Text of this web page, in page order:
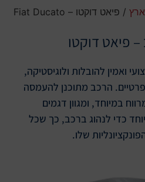
/ פיאט דוקטו – Fiat Ducato
פיאט דוקטו
ואמין להובלות ולוגיסטיקה,
הרכב מתוכנן להעמסה
במיוחד, ומגוון דגמים
כדי לנהוג ברכב, כך שכל
שלו.